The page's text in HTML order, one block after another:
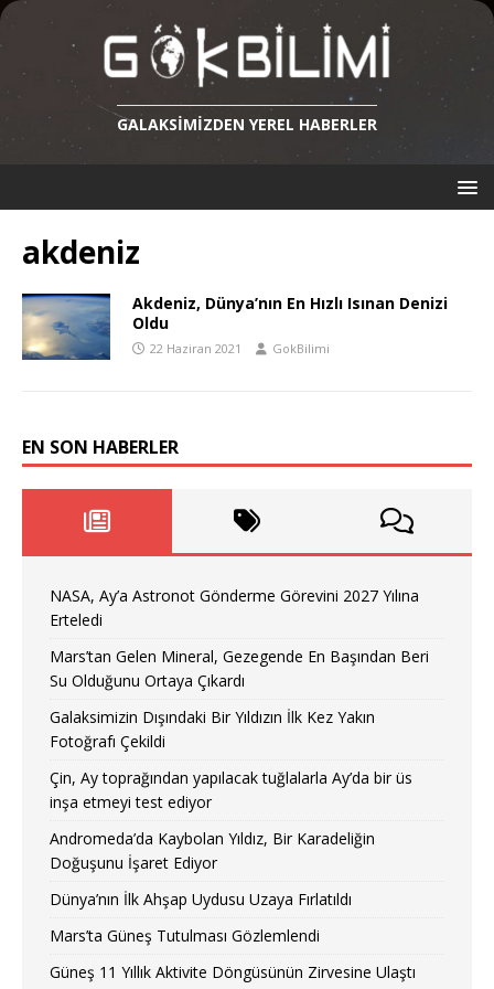
GALAKSIMIZDEN YEREL HABERLER
akdeniz
Akdeniz, Dünya’nın En Hızlı Isınan Denizi
Oldu
22 Haziran 2021 GokBilimi
EN SON HABERLER
NASA, Ay’a Astronot Gönderme Görevini 2027 Yılına
Erteledi
Mars’tan Gelen Mineral, Gezegende En Başından Beri
Su Olduğunu Ortaya Çıkardı
Galaksimizin Dışındaki Bir Yıldızın İlk Kez Yakın
Fotoğrafı Çekildi
Çin, Ay toprağından yapılacak tuğlalarla Ay’da bir üs
inşa etmeyi test ediyor
Andromeda’da Kaybolan Yıldız, Bir Karadeliğin
Doğuşunu İşaret Ediyor
Dünya’nın İlk Ahşap Uydusu Uzaya Fırlatıldı
Mars’ta Güneş Tutulması Gözlemlendi
Güneş 11 Yıllık Aktivite Döngüsünün Zirvesine Ulaştı